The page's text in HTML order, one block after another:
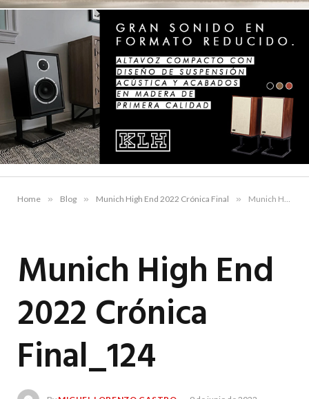
Home » Blog » Munich High End 2022 Crónica Final » Munich High End 2022 Crónica Final_124
Munich High End
2022 Crónica
Final_124